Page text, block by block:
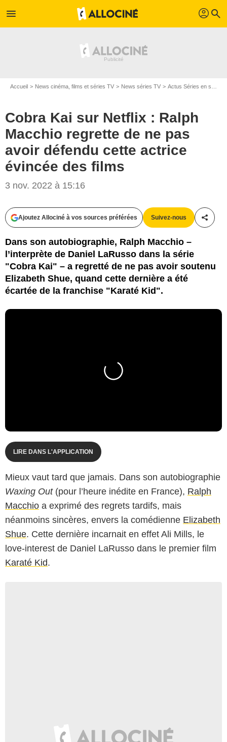
menu profil search
Accueil News cinéma, films et séries TV News séries TV Actus Séries en streaming
Cobra Kai sur Netflix : Ralph
Macchio regrette de ne pas
avoir défendu cette actrice
évincée des films
3 nov. 2022 à 15:16
Ajoutez Allociné à vos sources préférées Suivez-nous
Dans son autobiographie, Ralph Macchio –
l’interprète de Daniel LaRusso dans la série
"Cobra Kai" – a regretté de ne pas avoir soutenu
Elizabeth Shue, quand cette dernière a été
écartée de la franchise "Karaté Kid".
LIRE DANS L'APPLICATION
Mieux vaut tard que jamais. Dans son autobiographie
Waxing Out(pour l’heure inédite en France), Ralph
Macchio a exprimé des regrets tardifs, mais
néanmoins sincères, envers la comédienne Elizabeth
Shue. Cette dernière incarnait en effet Ali Mills, le
love-interest de Daniel LaRusso dans le premier film
Karaté Kid.